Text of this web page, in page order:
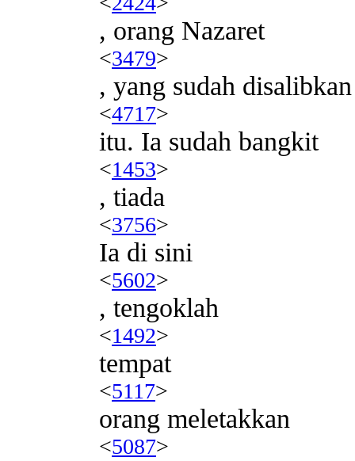
, orang Nazaret
<3479>
, yang sudah disalibkan
<4717>
itu. Ia sudah bangkit
<1453>
, tiada
<3756>
Ia di sini
<5602>
, tengoklah
<1492>
tempat
<5117>
orang meletakkan
<5087>